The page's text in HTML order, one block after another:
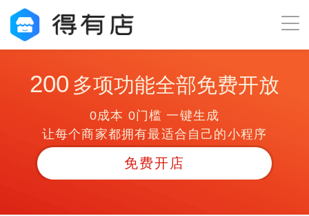
200 多项功能全部免费开放
0成本 0门槛 一键生成
让每个商家都拥有最适合自己的小程序
免费开店